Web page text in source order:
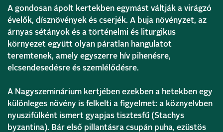
A gondosan ápolt kertekben egymást váltják a virágzó
évelők, dísznövények és cserjék. A buja növényzet, az
árnyas sétányok és a történelmi és liturgikus
környezet együtt olyan páratlan hangulatot
teremtenek, amely egyszerre hív pihenésre,
elcsendesedésre és szemlélődésre.
A Nagyszeminárium kertjében ezekben a hetekben egy
különleges növény is felkelti a figyelmet: a köznyelvben
nyuszifülként ismert gyapjas tisztesfű (Stachys
byzantina). Bár első pillantásra csupán puha, ezüstös